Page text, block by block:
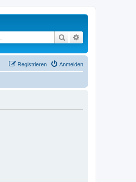
Suche
Anmelden
Registrieren